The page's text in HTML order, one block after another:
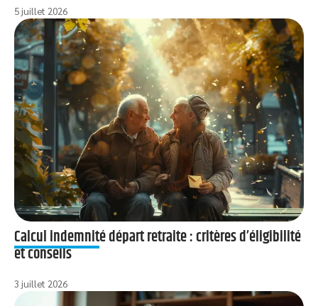
5 juillet 2026
Calcul indemnité départ retraite : critères d’éligibilité
et conseils
3 juillet 2026